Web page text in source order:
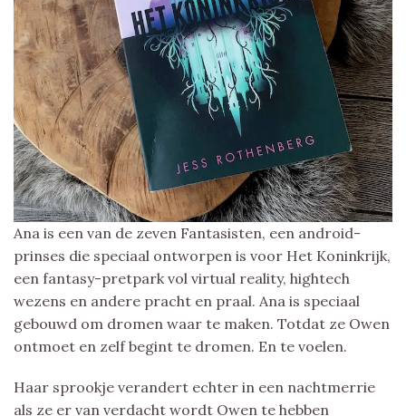
Ana is een van de zeven Fantasisten, een android-
prinses die speciaal ontworpen is voor Het Koninkrijk,
een fantasy-pretpark vol virtual reality, hightech
wezens en andere pracht en praal. Ana is speciaal
gebouwd om dromen waar te maken. Totdat ze Owen
ontmoet en zelf begint te dromen. En te voelen.
Haar sprookje verandert echter in een nachtmerrie
als ze er van verdacht wordt Owen te hebben